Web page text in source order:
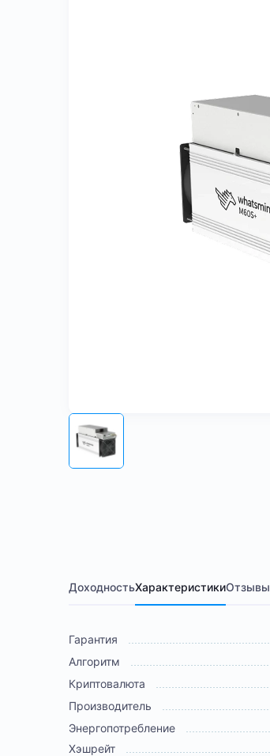
ДоходностьХарактеристикиОтзывы
Гарантия
Алгоритм
Криптовалюта
Производитель
Энергопотребление
Хэшрейт